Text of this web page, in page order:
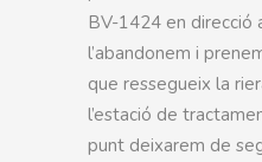
BV-1424 en direcció
l’abandonem i
que ressegueix la
l’estació de
punt deixarem de